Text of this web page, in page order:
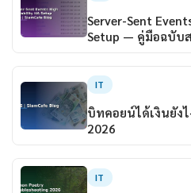
Server-Sent
Setup — คู่มือฉบับ
IT
บิทคอยน์ได้เงินยัง
2026
IT